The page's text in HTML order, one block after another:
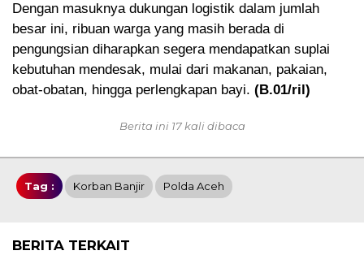
Dengan masuknya dukungan logistik dalam jumlah
besar ini, ribuan warga yang masih berada di
pengungsian diharapkan segera mendapatkan suplai
kebutuhan mendesak, mulai dari makanan, pakaian,
obat-obatan, hingga perlengkapan bayi. (B.01/ril)
Berita ini 17 kali dibaca
Tag : Korban Banjir Polda Aceh
BERITA TERKAIT